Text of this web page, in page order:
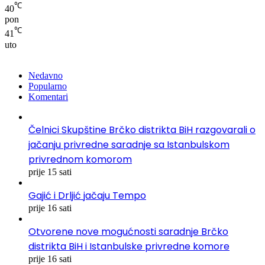
40℃
pon
41℃
uto
Nedavno
Popularno
Komentari
Čelnici Skupštine Brčko distrikta BiH razgovarali o
jačanju privredne saradnje sa Istanbulskom
privrednom komorom
prije 15 sati
Gajić i Drljić jačaju Tempo
prije 16 sati
Otvorene nove mogućnosti saradnje Brčko
distrikta BiH i Istanbulske privredne komore
prije 16 sati